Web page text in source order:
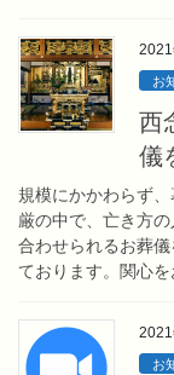
2021
お
西
儀
規模にかかわらず
厳の中で、亡き方
合わせられるお葬
ております。関心
お